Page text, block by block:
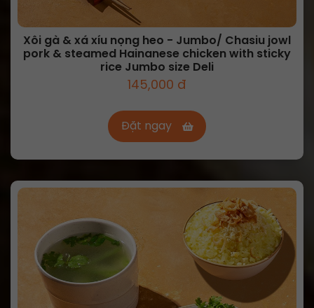
Xôi gà & xá xíu nọng heo - Jumbo/ Chasiu jowl
pork & steamed Hainanese chicken with sticky
rice Jumbo size Deli
145,000 đ
Đặt ngay